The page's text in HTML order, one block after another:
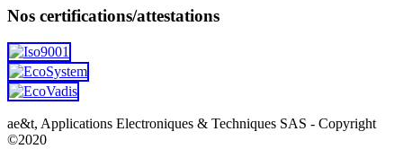
Nos certifications/attestations
ae&t, Applications Electroniques & Techniques SAS - Copyright
©2020